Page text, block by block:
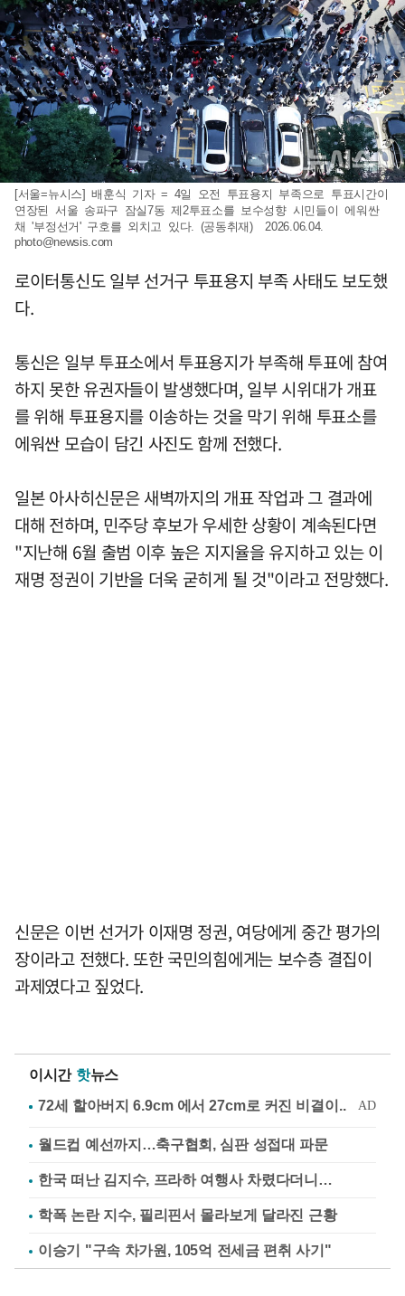
[서울=뉴시스] 배훈식 기자 = 4일 오전 투표용지 부족으로 투표시간이
연장된 서울 송파구 잠실7동 제2투표소를 보수성향 시민들이 에워싼
채 '부정선거' 구호를 외치고 있다. (공동취재) 2026.06.04.
photo@newsis.com
로이터통신도 일부 선거구 투표용지 부족 사태도 보도했
다.
통신은 일부 투표소에서 투표용지가 부족해 투표에 참여
하지 못한 유권자들이 발생했다며, 일부 시위대가 개표
를 위해 투표용지를 이송하는 것을 막기 위해 투표소를
에워싼 모습이 담긴 사진도 함께 전했다.
일본 아사히신문은 새벽까지의 개표 작업과 그 결과에
대해 전하며, 민주당 후보가 우세한 상황이 계속된다면
"지난해 6월 출범 이후 높은 지지율을 유지하고 있는 이
재명 정권이 기반을 더욱 굳히게 될 것"이라고 전망했다.
신문은 이번 선거가 이재명 정권, 여당에게 중간 평가의
장이라고 전했다. 또한 국민의힘에게는 보수층 결집이
과제였다고 짚었다.
이시간 핫뉴스
월드컵 예선까지…축구협회, 심판 성접대 파문
한국 떠난 김지수, 프라하 여행사 차렸다더니…
학폭 논란 지수, 필리핀서 몰라보게 달라진 근황
이승기 "구속 차가원, 105억 전세금 편취 사기"